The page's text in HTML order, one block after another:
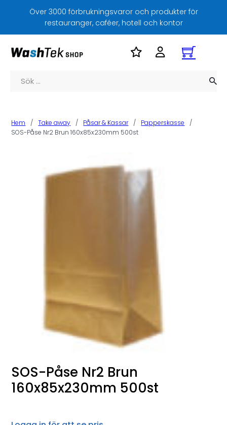
Över 3000 förbrukningsvaror och produkter för
restauranger, caféer, hotell och kontor
Sök
Hem / Take away / Påsar & Kassar / Papperskasse
/
SOS-Påse Nr2 Brun 160x85x230mm 500st
SOS-Påse Nr2 Brun
160x85x230mm 500st